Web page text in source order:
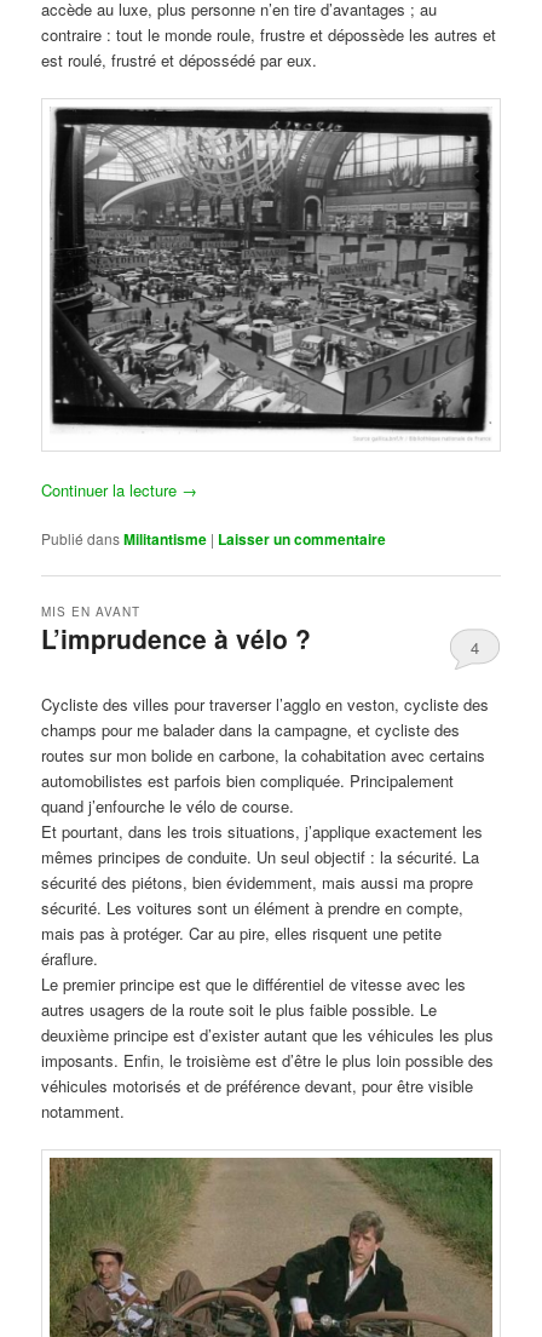
accède au luxe, plus personne n’en tire d’avantages ; au
contraire : tout le monde roule, frustre et dépossède les autres et
est roulé, frustré et dépossédé par eux.
Continuer la lecture →
Publié dansMilitantisme | Laisser un commentaire
L’imprudence à vélo ?
MIS EN AVANT
4
Cycliste des villes pour traverser l’agglo en veston, cycliste des
champs pour me balader dans la campagne, et cycliste des
routes sur mon bolide en carbone, la cohabitation avec certains
automobilistes est parfois bien compliquée. Principalement
quand j’enfourche le vélo de course.
Et pourtant, dans les trois situations, j’applique exactement les
mêmes principes de conduite. Un seul objectif : la sécurité. La
sécurité des piétons, bien évidemment, mais aussi ma propre
sécurité. Les voitures sont un élément à prendre en compte,
mais pas à protéger. Car au pire, elles risquent une petite
éraflure.
Le premier principe est que le différentiel de vitesse avec les
autres usagers de la route soit le plus faible possible. Le
deuxième principe est d’exister autant que les véhicules les plus
imposants. Enfin, le troisième est d’être le plus loin possible des
véhicules motorisés et de préférence devant, pour être visible
notamment.